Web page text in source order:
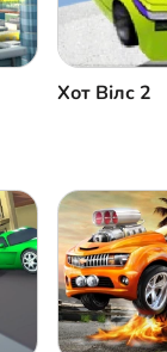
Хот Вілс 2